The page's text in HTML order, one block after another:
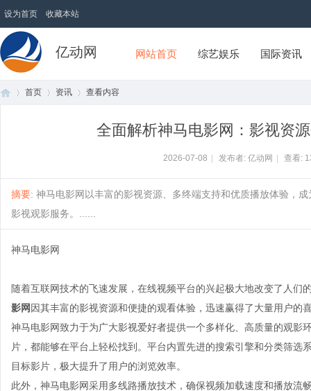
设为首页 收藏本站
亿动网 网站首页 综艺娱乐 国际资讯
首页 资讯 查看内容
全面解析神马电影网：影视资
2026-07-08 发布者: 亿动网 查看:
摘要: 神马电影网以丰富的影视资源、多终端支持和优质播放体验，
影视观影服务。......
神马电影网
随着互联网技术的飞速发展，在线视频平台的兴起极大地改变了人们
影网 因其丰富的影视资源和便捷的观看体验，迅速赢得了大量用户的
神马电影网致力于为广大影视爱好者提供一个多样化、高质量的观影
片，都能够在平台上轻松找到。平台内置先进的搜索引擎和分类筛
目标影片，极大提升了用户的浏览效率。
此外，神马电影网采用多线路播放技术，确保视频加载速度和播放